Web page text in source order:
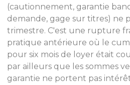
(cautionnement, garantie
demande, gage sur titres) ne
trimestre. C'est une rupture
pratique antérieure où le
pour six mois de loyer était
par ailleurs que les sommes
garantie ne portent pas